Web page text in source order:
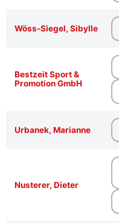
Wöss-Siegel, Sibylle
Bestzeit Sport &
Promotion GmbH
Urbanek, Marianne
Nusterer, Dieter